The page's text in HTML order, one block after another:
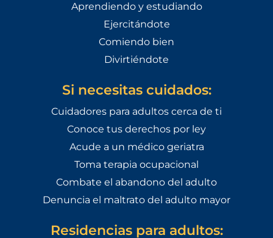
Aprendiendo y estudiando
Ejercitándote
Comiendo bien
Divirtiéndote
Si necesitas cuidados:
Cuidadores para adultos cerca de ti
Conoce tus derechos por ley
Acude a un médico geriatra
Toma terapia ocupacional
Combate el abandono del adulto
Denuncia el maltrato del adulto mayor
Residencias para adultos: